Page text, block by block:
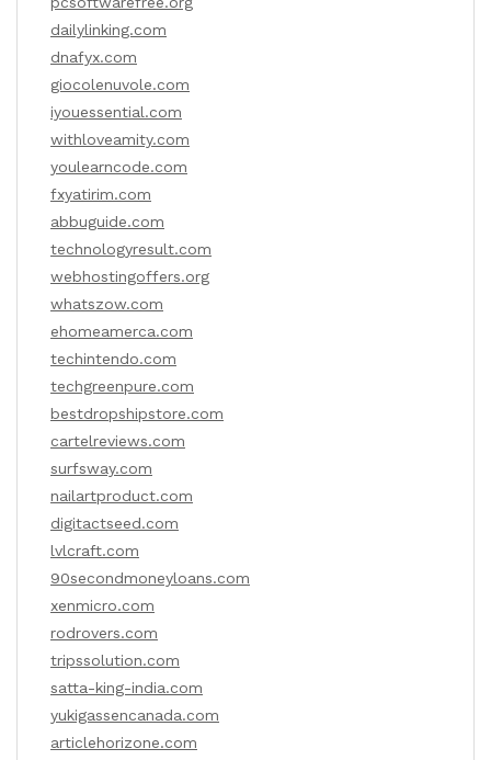
dailylinking.com
dnafyx.com
giocolenuvole.com
iyouessential.com
withloveamity.com
youlearncode.com
fxyatirim.com
abbuguide.com
technologyresult.com
webhostingoffers.org
whatszow.com
ehomeamerca.com
techintendo.com
techgreenpure.com
bestdropshipstore.com
cartelreviews.com
surfsway.com
nailartproduct.com
digitactseed.com
lvlcraft.com
90secondmoneyloans.com
xenmicro.com
rodrovers.com
tripssolution.com
satta-king-india.com
yukigassencanada.com
articlehorizone.com